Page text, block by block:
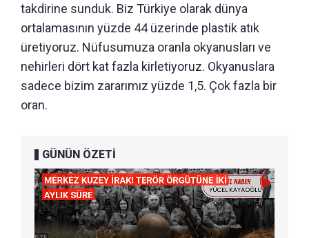
takdirine sunduk. Biz Türkiye olarak dünya
ortalamasının yüzde 44 üzerinde plastik atık
üretiyoruz. Nüfusumuza oranla okyanusları ve
nehirleri dört kat fazla kirletiyoruz. Okyanuslara
sadece bizim zararımız yüzde 1,5. Çok fazla bir
oran.
GÜNÜN ÖZETİ